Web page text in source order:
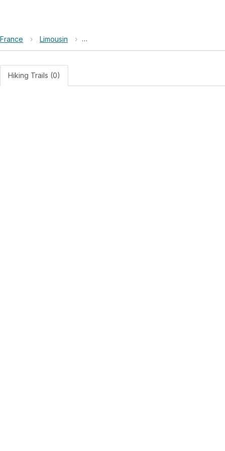
France › Limousin › Parc naturel régional de Millevaches en
Hiking Trails (0)